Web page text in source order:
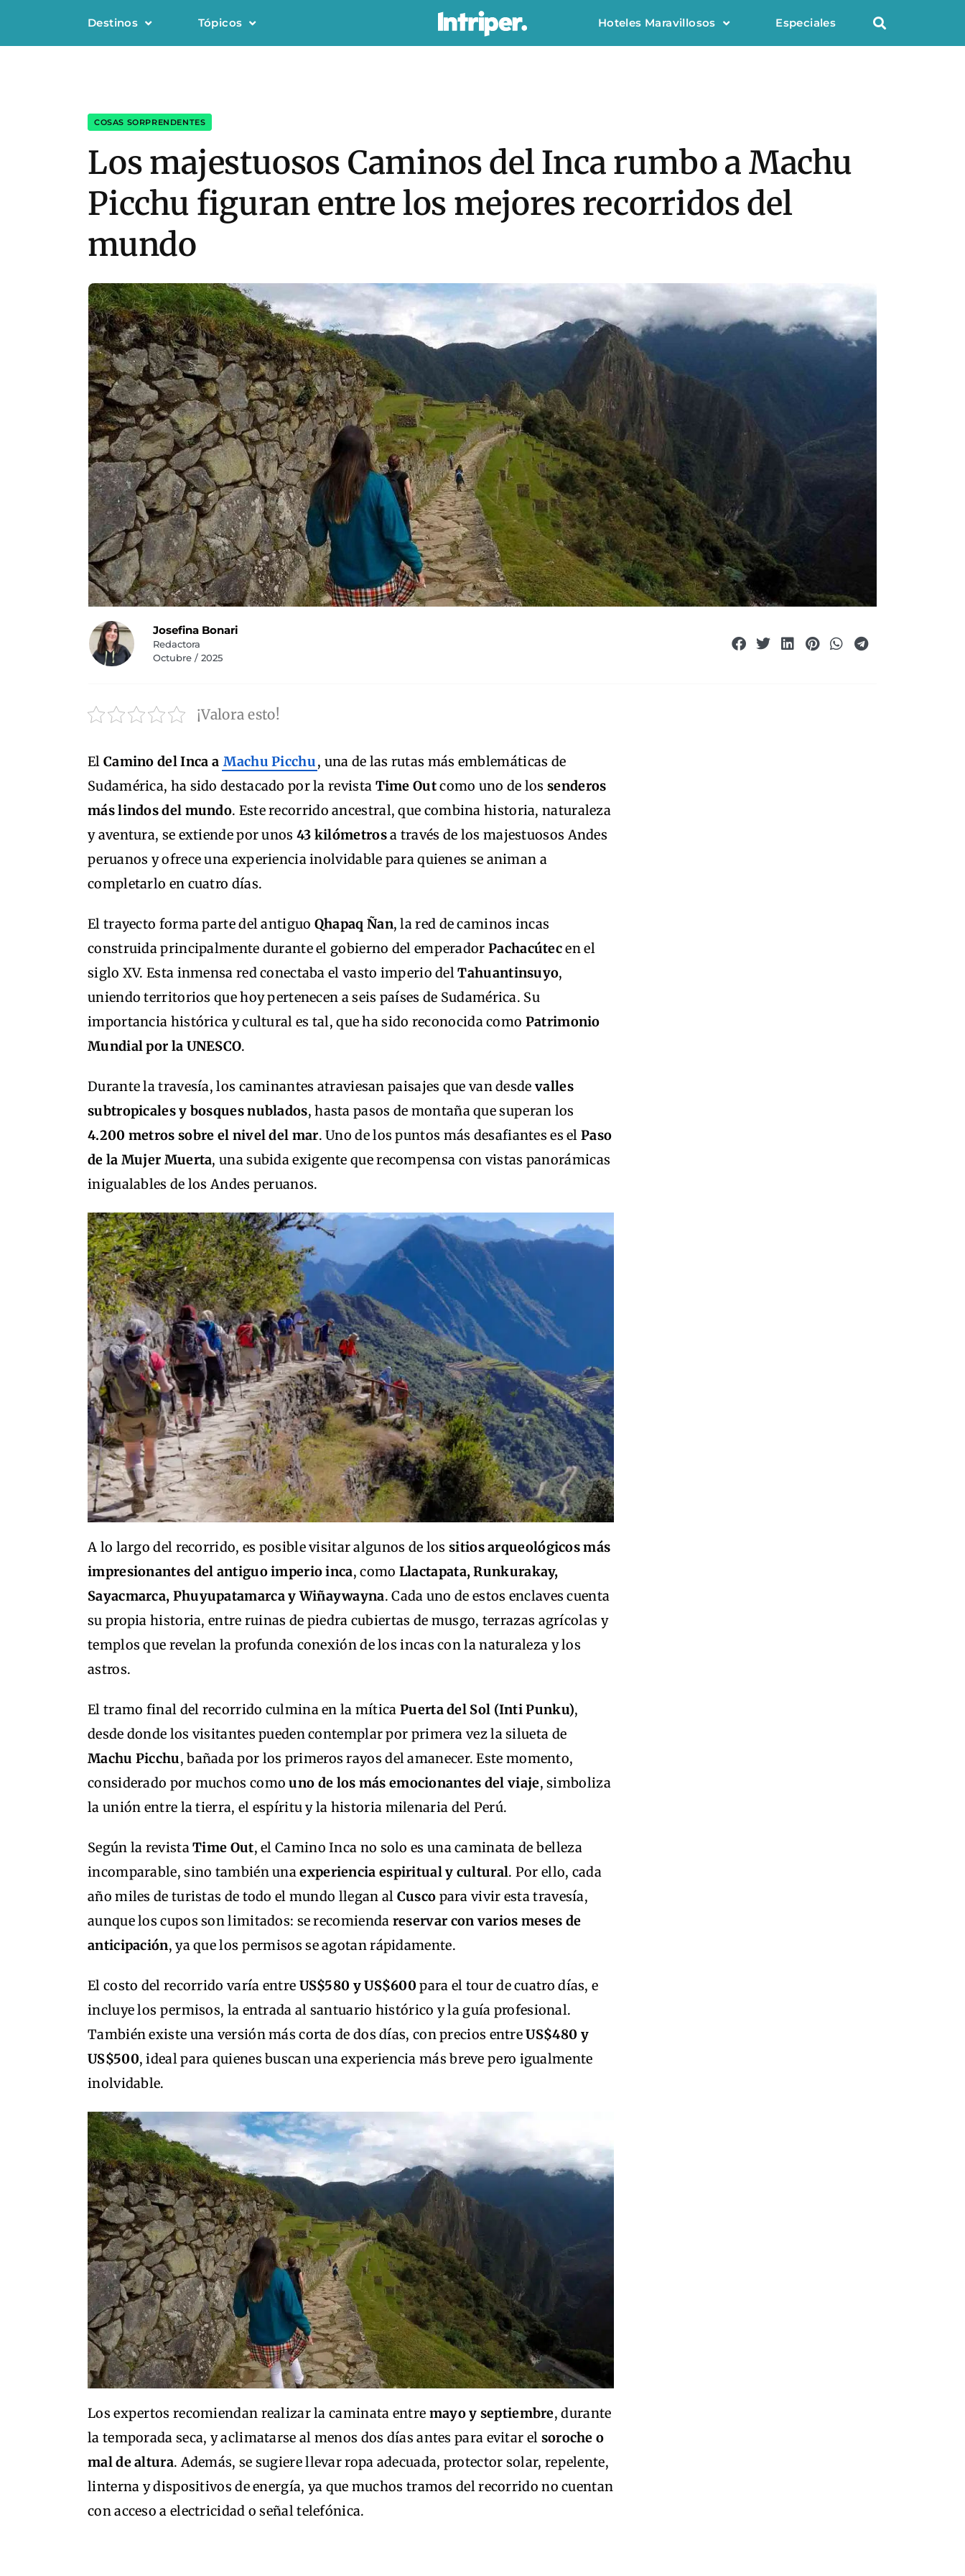
Destinos Tópicos Hoteles Maravillosos Especiales
COSAS SORPRENDENTES
Los majestuosos Caminos del Inca rumbo a Machu
Picchu figuran entre los mejores recorridos del
mundo
Josefina Bonari
Redactora
Octubre / 2025
¡Valora esto!
El Camino del Inca a Machu Picchu, una de las rutas más emblemáticas de
Sudamérica, ha sido destacado por la revista Time Outcomo uno de lossenderos
más lindos del mundo. Este recorrido ancestral, que combina historia, naturaleza
y aventura, se extiende por unos 43 kilómetrosa través de los majestuosos Andes
peruanos y ofrece una experiencia inolvidable para quienes se animan a
completarlo en cuatro días.
El trayecto forma parte del antiguo Qhapaq Ñan, la red de caminos incas
construida principalmente durante el gobierno del emperador Pachacútecen el
siglo XV. Esta inmensa red conectaba el vasto imperio delTahuantinsuyo,
uniendo territorios que hoy pertenecen a seis países de Sudamérica. Su
importancia histórica y cultural es tal, que ha sido reconocida como Patrimonio
Mundial por la UNESCO.
Durante la travesía, los caminantes atraviesan paisajes que van desde valles
subtropicales y bosques nublados, hasta pasos de montaña que superan los
4.200 metros sobre el nivel del mar. Uno de los puntos más desafiantes es elPaso
de la Mujer Muerta, una subida exigente que recompensa con vistas panorámicas
inigualables de los Andes peruanos.
A lo largo del recorrido, es posible visitar algunos de los sitios arqueológicos más
impresionantes del antiguo imperio inca, como Llactapata, Runkurakay,
Sayacmarca, Phuyupatamarca y Wiñaywayna. Cada uno de estos enclaves cuenta
su propia historia, entre ruinas de piedra cubiertas de musgo, terrazas agrícolas y
templos que revelan la profunda conexión de los incas con la naturaleza y los
astros.
El tramo final del recorrido culmina en la mítica Puerta del Sol (Inti Punku),
desde donde los visitantes pueden contemplar por primera vez la silueta de
Machu Picchu, bañada por los primeros rayos del amanecer. Este momento,
considerado por muchos comouno de los más emocionantes del viaje, simboliza
la unión entre la tierra, el espíritu y la historia milenaria del Perú.
Según la revistaTime Out, el Camino Inca no solo es una caminata de belleza
incomparable, sino también unaexperiencia espiritual y cultural. Por ello, cada
año miles de turistas de todo el mundo llegan al Cusco para vivir esta travesía,
aunque los cupos son limitados: se recomienda reservar con varios meses de
anticipación, ya que los permisos se agotan rápidamente.
El costo del recorrido varía entre US$580 y US$600 para el tour de cuatro días, e
incluye los permisos, la entrada al santuario histórico y la guía profesional.
También existe una versión más corta de dos días, con precios entreUS$480 y
US$500, ideal para quienes buscan una experiencia más breve pero igualmente
inolvidable.
Los expertos recomiendan realizar la caminata entre mayo y septiembre, durante
la temporada seca, y aclimatarse al menos dos días antes para evitar el soroche o
mal de altura. Además, se sugiere llevar ropa adecuada, protector solar, repelente,
linterna y dispositivos de energía, ya que muchos tramos del recorrido no cuentan
con acceso a electricidad o señal telefónica.